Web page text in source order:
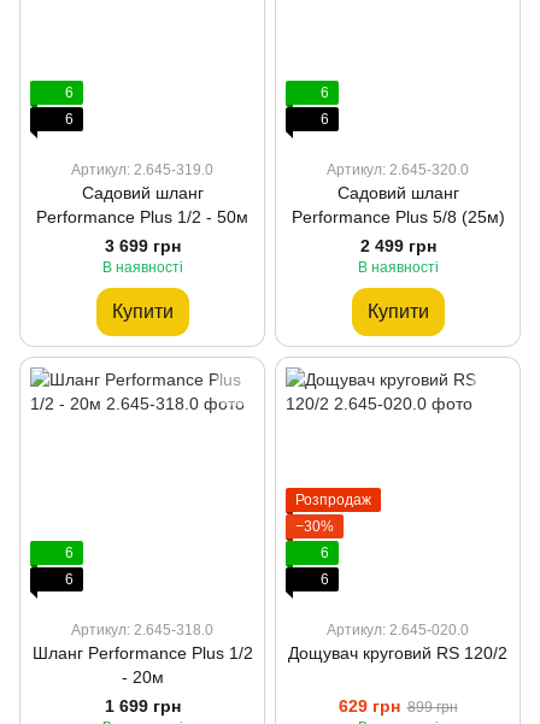
6
6
Артикул: 2.645-319.0
Садовий шланг
Performance Plus 1/2 - 50м
3 699 грн
В наявності
Купити
6
6
Артикул: 2.645-320.0
Садовий шланг
Performance Plus 5/8 (25м)
2 499 грн
В наявності
Купити
6
6
Артикул: 2.645-318.0
Шланг Performance Plus 1/2
- 20м
1 699 грн
Розпродаж
−30%
6
6
Артикул: 2.645-020.0
Дощувач круговий RS 120/2
629 грн 899 грн